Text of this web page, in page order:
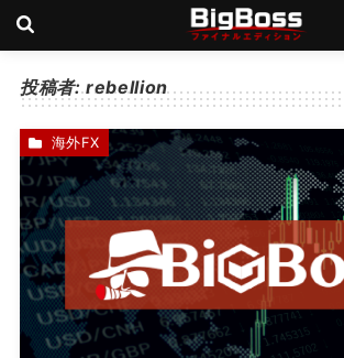
投稿者:rebellion
海外FX